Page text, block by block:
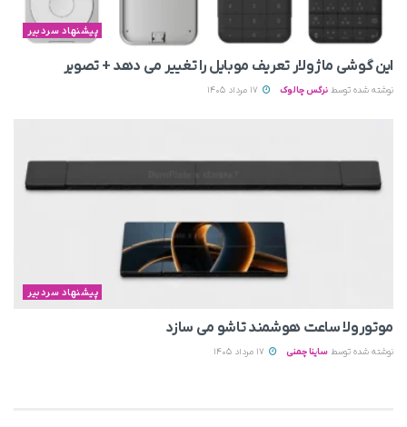
پیشنهاد سردبیر
این گوشی ماژولار تعریف موبایل را تغییر می‌ دهد + تصویر
نوشته شده توسط نرگس چالوک
پیشنهاد سردبیر
موتورولا ساعت هوشمند تاشو می‌ سازد
نوشته شده توسط ساینا چمنی